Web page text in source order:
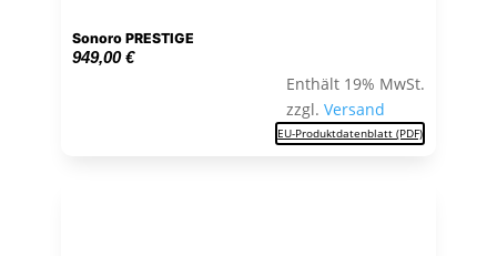
Sonoro PRESTIGE
949,00€
Enthält 19% MwSt.
zzgl.Versand
EU-Produktdatenblatt (PDF)